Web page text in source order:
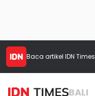
Baca artikel IDN Times
BALI